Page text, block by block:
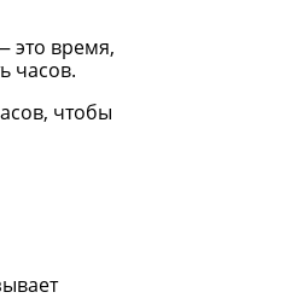
это время,
часов.
чтобы